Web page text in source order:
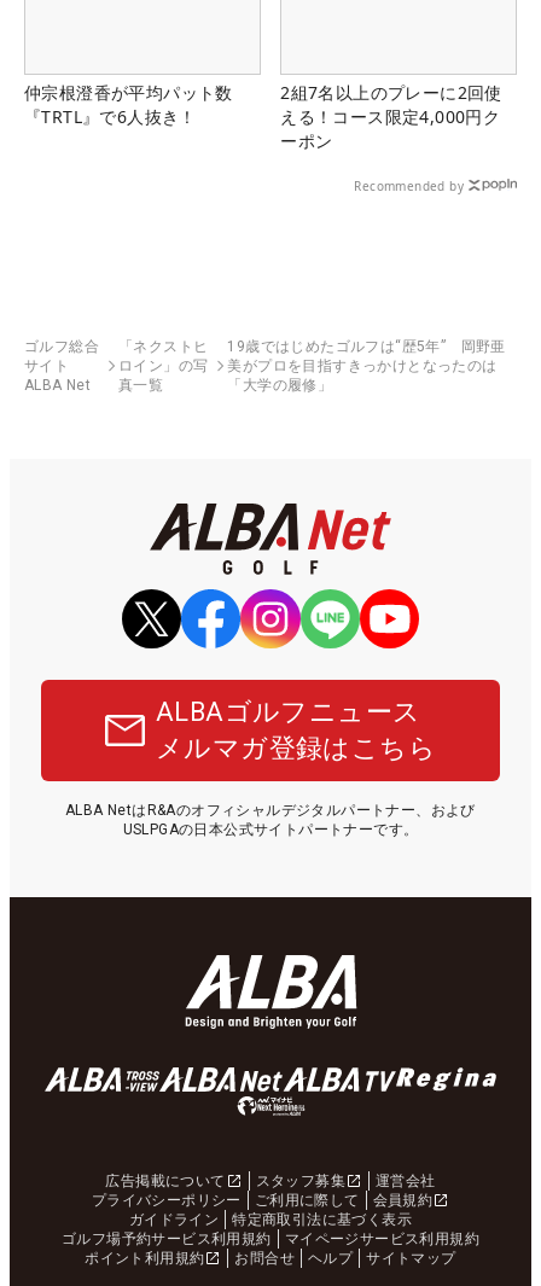
仲宗根澄香が平均パット数
『TRTL』で6人抜き！
2組7名以上のプレーに2回使
える！コース限定4,000円ク
ーポン
Recommended by
ゴルフ総合
サイト
ALBA Net
「ネクストヒ
ロイン」の写
真一覧
19歳ではじめたゴルフは“歴5年” 岡野亜
美がプロを目指すきっかけとなったのは
「大学の履修」
ALBAゴルフニュース
メルマガ登録はこちら
ALBA NetはR&Aのオフィシャルデジタルパートナー、および
USLPGAの日本公式サイトパートナーです。
広告掲載について スタッフ募集
運営会社
プライバシーポリシー
ご利用に際して
会員規約
ガイドライン
特定商取引法に基づく表示
ゴルフ場予約サービス利用規約
マイページサービス利用規約
ポイント利用規約
お問合せ ヘルプ サイトマップ